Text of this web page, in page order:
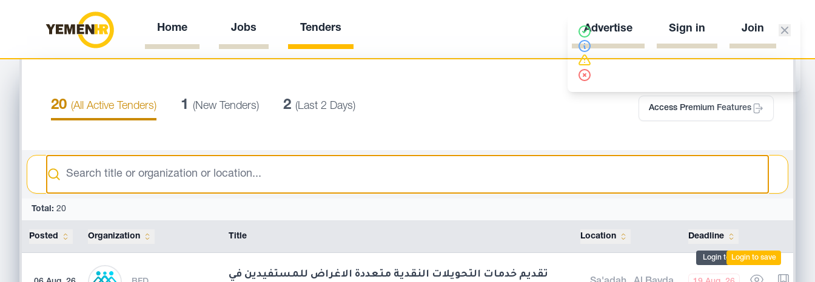
Home Jobs Tenders Advertise Sign in Join
20 (All Active Tenders) 1 (New Tenders) 2 (Last 2 Days) Access Premium Features
Total: 20
Posted Organization Title Location Deadline
تقديم خدمات التحويلات النقدية متعددة الاغراض للمستفيدين في
Login to markLogin to save